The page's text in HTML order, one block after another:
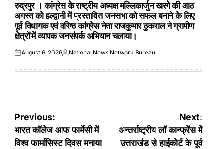
रुद्रपुर । कांग्रेस के राष्ट्रीय अध्यक्ष मल्लिकार्जुन खरगे की आठ
अगस्त को हल्द्वानी में प्रस्तावित जनसभा को सफल बनाने के लिए
पूर्व विधायक एवं वरिष्ठ कांग्रेस नेता राजकुमार ठुकराल ने ग्रामीण
क्षेत्रों में व्यापक जनसंपर्क अभियान चलाया।
Posted
August 6, 2026Posted
National News Network Bureau
Post
navigation
Previous:
भारत कॉलेज आफ फार्मेसी में
विश्व फार्मासिस्ट दिवस मनाया
Next:
अन्तर्राष्ट्रीय लॉ कान्फ्रेंस में
उत्तराखंड से हाईकोर्ट के पूर्व